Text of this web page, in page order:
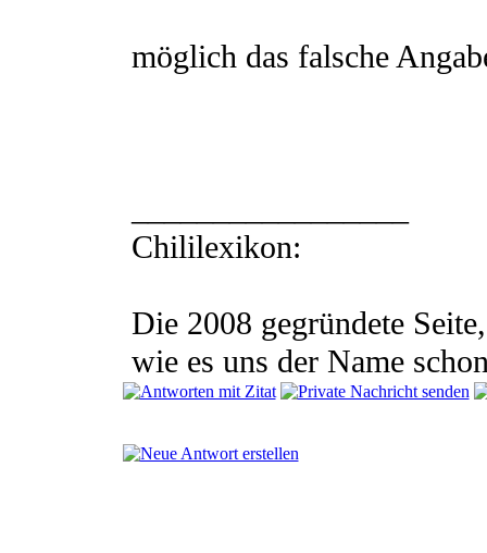
möglich das falsche
Chililexikon:
Die 2008 gegründete
wie es uns der Name